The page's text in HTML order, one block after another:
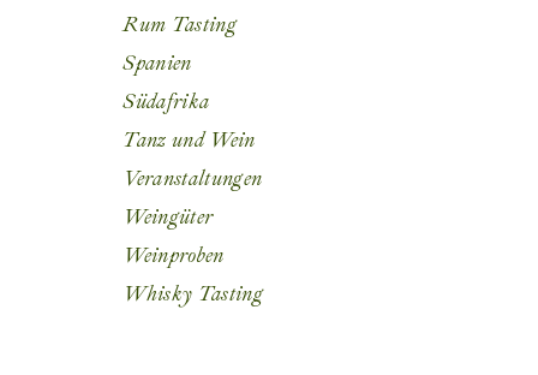
Rum Tasting
Spanien
Südafrika
Tanz und Wein
Veranstaltungen
Weingüter
Weinproben
Whisky Tasting